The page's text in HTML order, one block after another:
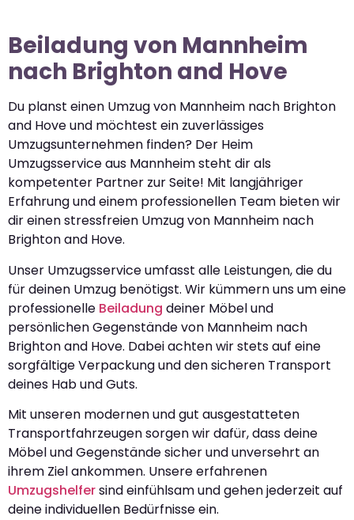
Beiladung von Mannheim
nach Brighton and Hove
Du planst einen Umzug von Mannheim nach Brighton
and Hove und möchtest ein zuverlässiges
Umzugsunternehmen finden? Der Heim
Umzugsservice aus Mannheim steht dir als
kompetenter Partner zur Seite! Mit langjähriger
Erfahrung und einem professionellen Team bieten wir
dir einen stressfreien Umzug von Mannheim nach
Brighton and Hove.
Unser Umzugsservice umfasst alle Leistungen, die du
für deinen Umzug benötigst. Wir kümmern uns um eine
professionelle Beiladung deiner Möbel und
persönlichen Gegenstände von Mannheim nach
Brighton and Hove. Dabei achten wir stets auf eine
sorgfältige Verpackung und den sicheren Transport
deines Hab und Guts.
Mit unseren modernen und gut ausgestatteten
Transportfahrzeugen sorgen wir dafür, dass deine
Möbel und Gegenstände sicher und unversehrt an
ihrem Ziel ankommen. Unsere erfahrenen
Umzugshelfersind einfühlsam und gehen jederzeit auf
deine individuellen Bedürfnisse ein.